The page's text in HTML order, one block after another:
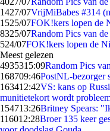
1427/07VrijMiBabes #314
1525/07FOK!kers lopen de
8325/07Random Pics van
524/07FOK!kers lopen de
Meest gelezen
4935315:09Random Pics
168709:46PostNL-bezorger
163412:42VS: kans op
munitietekort wordt
154713:26Britney Spears:
116012:28Broer 135 keer